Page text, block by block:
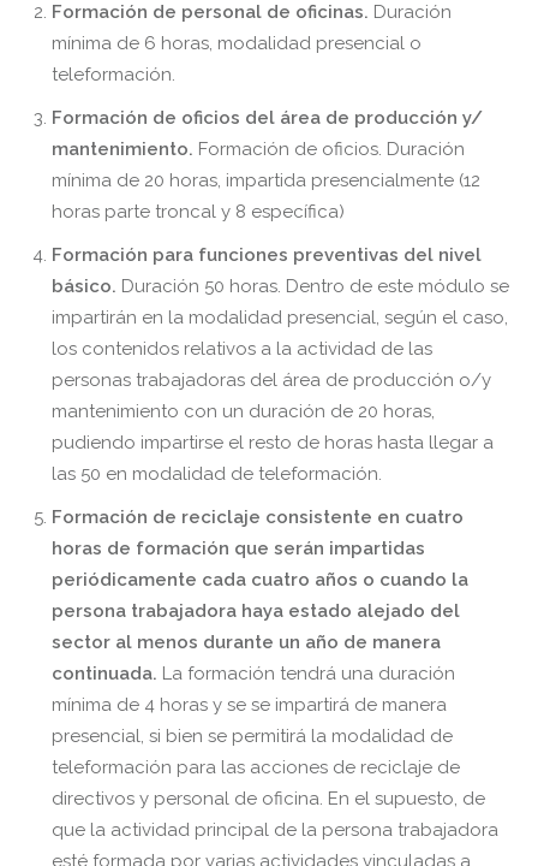
Formación de personal de oficinas. Duración
mínima de 6 horas, modalidad presencial o
teleformación.
Formación de oficios del área de producción y/
mantenimiento. Formación de oficios. Duración
mínima de 20 horas, impartida presencialmente (12
horas parte troncal y 8 específica)
Formación para funciones preventivas del nivel
básico. Duración 50 horas. Dentro de este módulo se
impartirán en la modalidad presencial, según el caso,
los contenidos relativos a la actividad de las
personas trabajadoras del área de producción o/y
mantenimiento con un duración de 20 horas,
pudiendo impartirse el resto de horas hasta llegar a
las 50 en modalidad de teleformación.
Formación de reciclaje consistente en cuatro
horas de formación que serán impartidas
periódicamente cada cuatro años o cuando la
persona trabajadora haya estado alejado del
sector al menos durante un año de manera
continuada. La formación tendrá una duración
mínima de 4 horas y se se impartirá de manera
presencial, si bien se permitirá la modalidad de
teleformación para las acciones de reciclaje de
directivos y personal de oficina. En el supuesto, de
que la actividad principal de la persona trabajadora
esté formada por varias actividades vinculadas a